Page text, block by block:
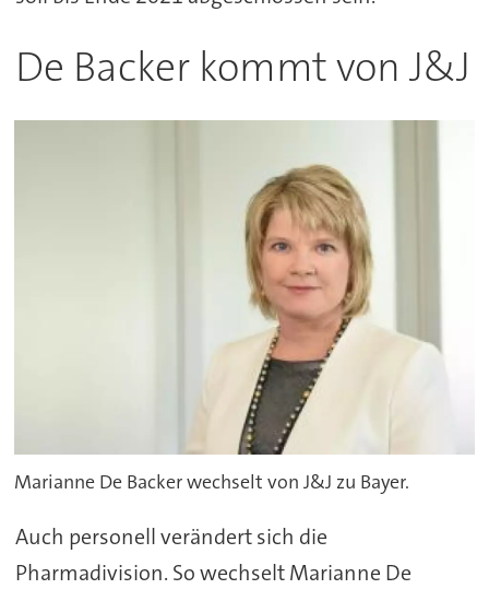
De Backer kommt von J&J
Marianne De Backer wechselt von J&J zu Bayer.
Auch personell verändert sich die
Pharmadivision. So wechselt Marianne De